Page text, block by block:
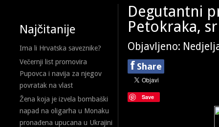
Najčitanije
Ima li Hrvatska saveznike?
Večernji list promovira
Pupovca i navija za njegov
povratak na vlast
Žena koja je izvela bombaški
napad na oligarha u Monaku
pronađena upucana u Ukrajini
Degutantni
Petokraka,
Objavljeno:
f Share
Save